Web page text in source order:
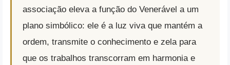
associação eleva a função do Venerável a um
plano simbólico: ele é a luz viva que mantém a
ordem, transmite o conhecimento e zela para
que os trabalhos transcorram em harmonia e